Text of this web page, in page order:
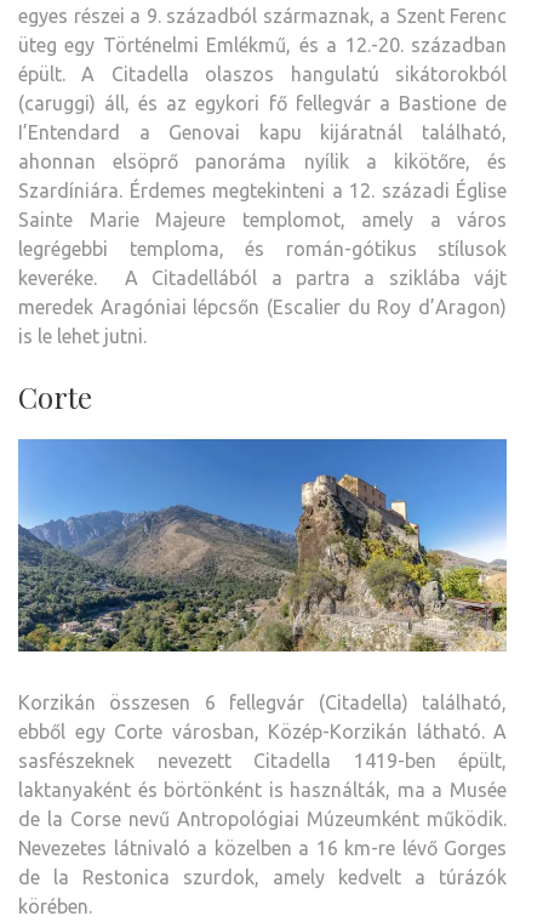
egyes részei a 9. századból származnak, a Szent Ferenc
üteg egy Történelmi Emlékmű, és a 12.-20. században
épült. A Citadella olaszos hangulatú sikátorokból
(caruggi) áll, és az egykori fő fellegvár a Bastione de
I’Entendard a Genovai kapu kijáratnál található,
ahonnan elsöprő panoráma nyílik a kikötőre, és
Szardíniára. Érdemes megtekinteni a 12. századi Église
Sainte Marie Majeure templomot, amely a város
legrégebbi temploma, és román-gótikus stílusok
keveréke. A Citadellából a partra a sziklába vájt
meredek Aragóniai lépcsőn (Escalier du Roy d’Aragon)
is le lehet jutni.
Corte
Korzikán összesen 6 fellegvár (Citadella) található,
ebből egy Corte városban, Közép-Korzikán látható. A
sasfészeknek nevezett Citadella 1419-ben épült,
laktanyaként és börtönként is használták, ma a Musée
de la Corse nevű Antropológiai Múzeumként működik.
Nevezetes látnivaló a közelben a 16 km-re lévő Gorges
de la Restonica szurdok, amely kedvelt a túrázók
körében.